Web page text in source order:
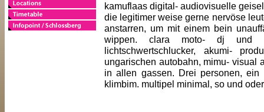
kamuflaas digital- audiovisuelle
die legitimer weise gerne nervöse
anstarren, um mit einem bein
wippen. clara moto- dj und
lichtschwertschlucker, akumi-
ungarischen autobahn, mimu- visual
in allen gassen. Drei personen,
klimbim. multipel minimal, so und